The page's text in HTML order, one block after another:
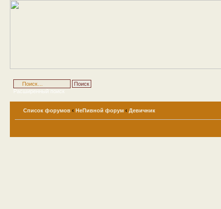
Расширенный поиск
Список форумов ‹ НеПивной форум ‹ Девичник